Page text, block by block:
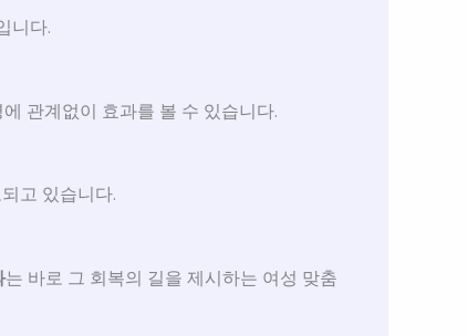
니다.
관계없이 효과를 볼 수 있습니다.
고 있습니다.
는 바로 그 회복의 길을 제시하는 여성 맞춤